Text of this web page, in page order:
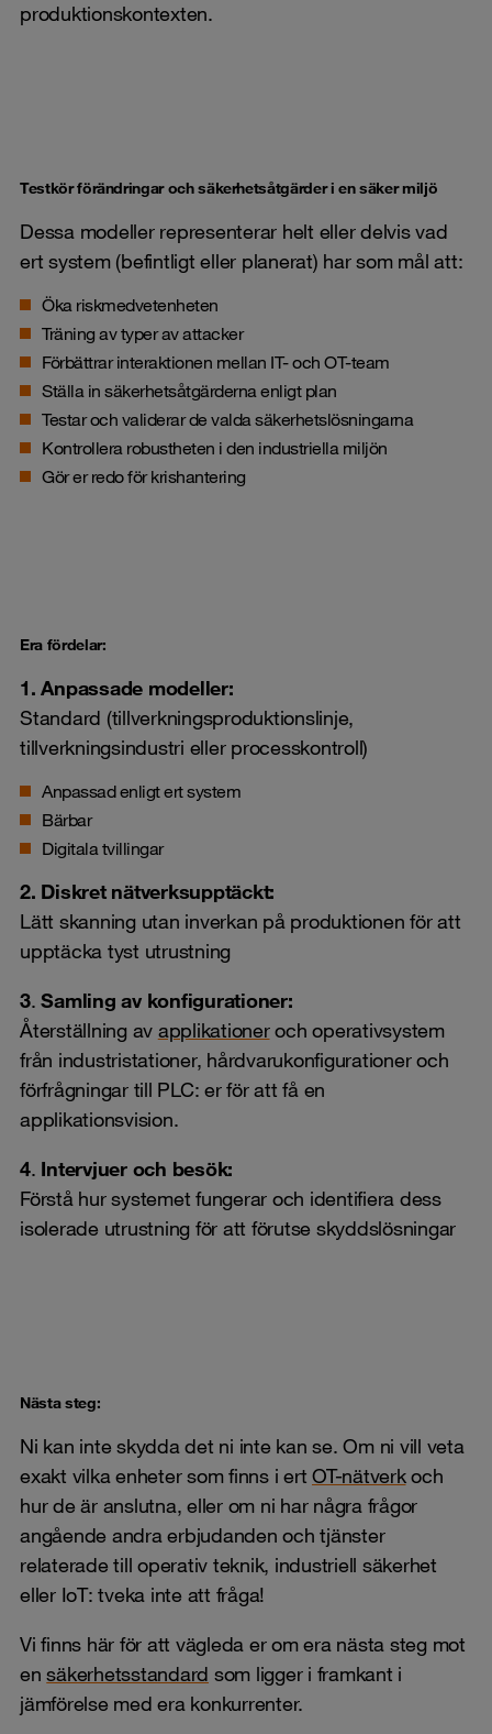
produktionskontexten.
Testkör förändringar och säkerhetsåtgärder i en säker miljö
​​​​​​Dessa modeller representerar helt eller delvis vad
ert system (befintligt eller planerat) har som mål att:
Öka riskmedvetenheten
Träning av typer avattacker
Förbättrar interaktionen mellan IT- och OT-team
Ställa in säkerhetsåtgärderna enligt plan
Testar och validerar de valda säkerhetslösningarna
Kontrollera robustheten i den industriella miljön
Gör er redo förkrishantering
Era fördelar:
1. Anpassade modeller:
Standard (tillverkningsproduktionslinje,
tillverkningsindustri eller processkontroll)
Anpassad enligt ert system
Bärbar
Digitala tvillingar
2. Diskret nätverksupptäckt:
Lätt skanning utan inverkan på produktionen för att
upptäcka tyst utrustning
3.Samling av konfigurationer:
Återställning av applikationeroch operativsystem
från industristationer, hårdvarukonfigurationer och
förfrågningar till PLC: er för att få en
applikationsvision.
4. Intervjuer och besök:
Förstå hur systemet fungerar och identifiera dess
isolerade utrustning för att förutse skyddslösningar
Nästa steg:
Ni kan inte skydda det ni inte kan se. Om ni vill veta
exakt vilka enheter som finns i ert OT-nätverkoch
hur de är anslutna, eller om ni har några frågor
angående andra erbjudanden och tjänster
relaterade till operativ teknik, industriell säkerhet
eller IoT: tveka inte att fråga!
Vi finns här för att vägleda er om era nästa steg mot
ensäkerhetsstandard som ligger i framkant i
jämförelse med era konkurrenter.